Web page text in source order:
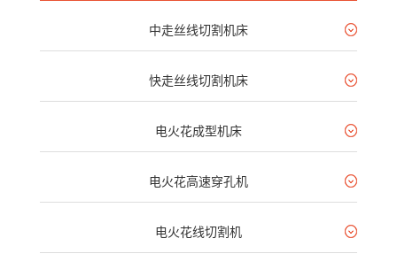
中走丝线切割机床
快走丝线切割机床
电火花成型机床
电火花高速穿孔机
电火花线切割机